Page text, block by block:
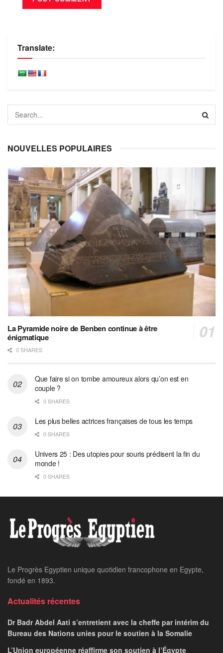
Translate:
NOUVELLES POPULAIRES
La Pyramide noire de Benben continue à être
énigmatique
0 SHARES
Que faire si on tombe amoureux alors qu’on est en
couple ?
0 SHARES
Les plus belles actrices françaises de tous les temps
0 SHARES
Univers 25 : Des utopies pour souris prédisent la fin du
monde !
0 SHARES
Le Progrès Egyptien unique quotidien francophone en Egypte,
fondé en 1893.
Actualités récentes
Dr Badr Abdel Aati s’entretient avec la cheffe par intérim du
Bureau des Nations unies pour le soutien à la Somalie
L’Union européenne réaffirme son soutien à l’Égypte